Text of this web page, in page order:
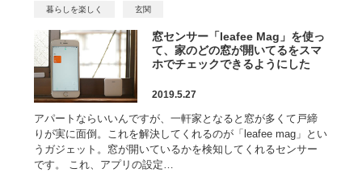
暮らしを楽しく
玄関
窓センサー「leafee Mag」を使っ
て、家のどの窓が開いてるをスマ
ホでチェックできるようにした
2019.5.27
アパートならいいんですが、一軒家となると窓が多くて戸締
りが実に面倒。これを解決してくれるのが「leafee mag」とい
うガジェット。窓が開いているかを検知してくれるセンサー
です。 これ、アプリの設定…